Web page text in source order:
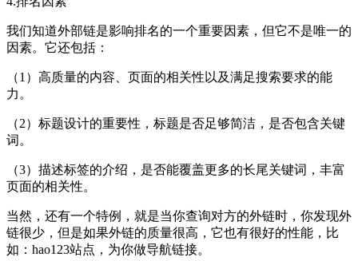
我们知道外部链是影响排名的一个重要因素，但它不是唯一的
因素。它还包括：
（1）高质量的内容、页面的相关性以及满足搜索要求的能
力。
（2）标题设计的重要性，标题是否足够简洁，是否包含关键
词。
（3）描述标签的介绍，是否能覆盖更多的长尾关键词，丰富
页面的相关性。
当然，还有一个特例，就是当你查询对方的外链时，你发现外
链很少，但是如果外链的质量很高，它也有很好的性能，比
如：hao123站点，为你做导航链接。